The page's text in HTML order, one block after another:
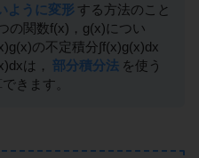
ように変形 する方法のこと
の関数f(x)，g(x)につい
の不定積分∫f(x)g(x)dx
は， 部分積分法 を使う
きます。